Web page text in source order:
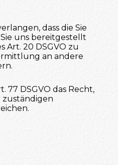
dass die Sie
uns bereitgestellt
Art. 20 DSGVO zu
an andere
77 DSGVO das Recht,
zuständigen